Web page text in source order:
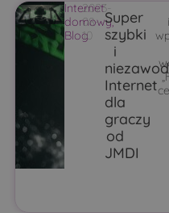
Internet
domowy,
Blog
2023-
08-
10
Super
szybki
i
Internet
dla
graczy
od
JMDI